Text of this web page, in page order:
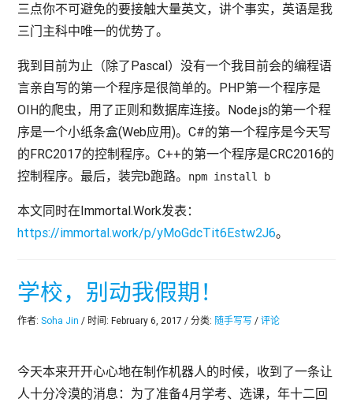
三点你不可避免的要接触大量英文，讲个事实，英语是我
三门主科中唯一的优势了。
我到目前为止（除了Pascal）没有一个我目前会的编程语
言亲自写的第一个程序是很简单的。PHP第一个程序是
OIH的爬虫，用了正则和数据库连接。Node.js的第一个程
序是一个小纸条盒(Web应用)。C#的第一个程序是今天写
的FRC2017的控制程序。C++的第一个程序是CRC2016的
控制程序。最后，装完b跑路。
npm install b
本文同时在Immortal.Work发表：
https://immortal.work/p/yMoGdcTit6Estw2J6。
学校，别动我假期！
作者:Soha Jin / 时间: February 6, 2017 / 分类: 随手写写 /评论
今天本来开开心心地在制作机器人的时候，收到了一条让
人十分冷漠的消息：为了准备4月学考、选课，年十二回